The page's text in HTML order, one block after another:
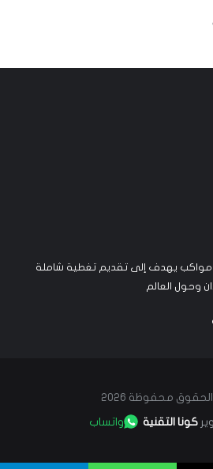
يهدف إلى تقديم تغطية شاملة
وحول العالم
محفوظة 2026
كونا التقنية واتساب